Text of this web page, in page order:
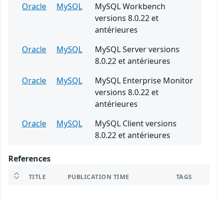
Oracle MySQL
MySQL Workbench
versions 8.0.22 et
antérieures
Oracle
MySQL
MySQL Server versions
8.0.22 et antérieures
Oracle
MySQL
MySQL Enterprise Monitor
versions 8.0.22 et
antérieures
Oracle
MySQL
MySQL Client versions
8.0.22 et antérieures
References
TITLE PUBLICATION TIME TAGS